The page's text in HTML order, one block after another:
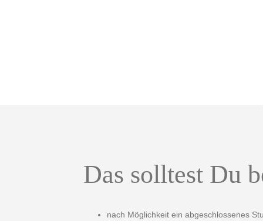
Das solltest Du
nach Möglichkeit ein abgeschlossenes